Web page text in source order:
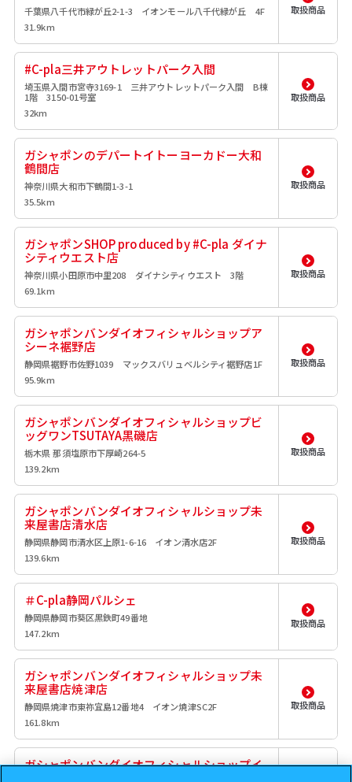
千葉県八千代市緑が丘2-1-3 イオンモール八千代緑が丘 4F
31.9km
取扱商品
#C-pla三井アウトレットパーク入間
埼玉県入間市宮寺3169-1 三井アウトレットパーク入間 B棟
1階 3150-01号室
32km
取扱商品
ガシャポンのデパートイトーヨーカドー大和
鶴間店
神奈川県大和市下鶴間1-3-1
35.5km
取扱商品
ガシャポンSHOP produced by #C-pla ダイナ
シティウエスト店
神奈川県小田原市中里208 ダイナシティウエスト 3階
69.1km
取扱商品
ガシャポンバンダイオフィシャルショップア
シーネ裾野店
静岡県裾野市佐野1039 マックスバリュベルシティ裾野店1F
95.9km
取扱商品
ガシャポンバンダイオフィシャルショップビ
ッグワンTSUTAYA黒磯店
栃木県 那須塩原市下厚崎264-5
139.2km
取扱商品
ガシャポンバンダイオフィシャルショップ未
来屋書店清水店
静岡県静岡市清水区上原1-6-16 イオン清水店2F
139.6km
取扱商品
＃C-pla静岡パルシェ
静岡県静岡市葵区黒鉄町49番地
147.2km
取扱商品
ガシャポンバンダイオフィシャルショップ未
来屋書店焼津店
静岡県焼津市東祢宜島12番地4 イオン焼津SC2F
161.8km
取扱商品
ガシャポンバンダイオフィシャルショップイ